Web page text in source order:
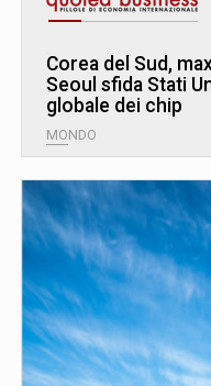
Corea del Sud,
Seoul sfida Stati
globale dei chip
MONDO